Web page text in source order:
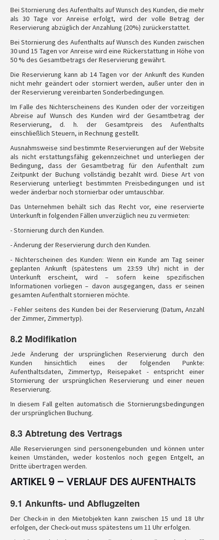
Bei Stornierung des Aufenthalts auf Wunsch des Kunden, die mehr
als 30 Tage vor Anreise erfolgt, wird der volle Betrag der
Reservierung abzüglich der Anzahlung (20%) zurückerstattet.
Bei Stornierung des Aufenthalts auf Wunsch des Kunden zwischen
30 und 15 Tagen vor Anreise wird eine Rückerstattung in Höhe von
50 % des Gesamtbetrags der Reservierung gewährt.
Die Reservierung kann ab 14 Tagen vor der Ankunft des Kunden
nicht mehr geändert oder storniert werden, außer unter den in
der Reservierung vereinbarten Sonderbedingungen.
Im Falle des Nichterscheinens des Kunden oder der vorzeitigen
Abreise auf Wunsch des Kunden wird der Gesamtbetrag der
Reservierung, d. h. der Gesamtpreis des Aufenthalts
einschließlich Steuern, in Rechnung gestellt.
Ausnahmsweise sind bestimmte Reservierungen auf der Website
als nicht erstattungsfähig gekennzeichnet und unterliegen der
Bedingung, dass der Gesamtbetrag für den Aufenthalt zum
Zeitpunkt der Buchung vollständig bezahlt wird. Diese Art von
Reservierung unterliegt bestimmten Preisbedingungen und ist
weder änderbar noch stornierbar oder umtauschbar.
Das Unternehmen behält sich das Recht vor, eine reservierte
Unterkunft in folgenden Fällen unverzüglich neu zu vermieten:
- Stornierung durch den Kunden.
- Änderung der Reservierung durch den Kunden.
- Nichterscheinen des Kunden: Wenn ein Kunde am Tag seiner
geplanten Ankunft (spätestens um 23:59 Uhr) nicht in der
Unterkunft erscheint, wird – sofern keine spezifischen
Informationen vorliegen – davon ausgegangen, dass er seinen
gesamten Aufenthalt stornieren möchte.
- Fehler seitens des Kunden bei der Reservierung (Datum, Anzahl
der Zimmer, Zimmertyp).
8.2 Modifikation
Jede Änderung der ursprünglichen Reservierung durch den
Kunden hinsichtlich eines der folgenden Punkte:
Aufenthaltsdaten, Zimmertyp, Reisepaket - entspricht einer
Stornierung der ursprünglichen Reservierung und einer neuen
Reservierung.
In diesem Fall gelten automatisch die Stornierungsbedingungen
der ursprünglichen Buchung.
8.3 Abtretung des Vertrags
Alle Reservierungen sind personengebunden und können unter
keinen Umständen, weder kostenlos noch gegen Entgelt, an
Dritte übertragen werden.
ARTIKEL 9 – VERLAUF DES AUFENTHALTS
9.1 Ankunfts- und Abflugzeiten
Der Check-in in den Mietobjekten kann zwischen 15 und 18 Uhr
erfolgen, der Check-out muss spätestens um 11 Uhr erfolgen.